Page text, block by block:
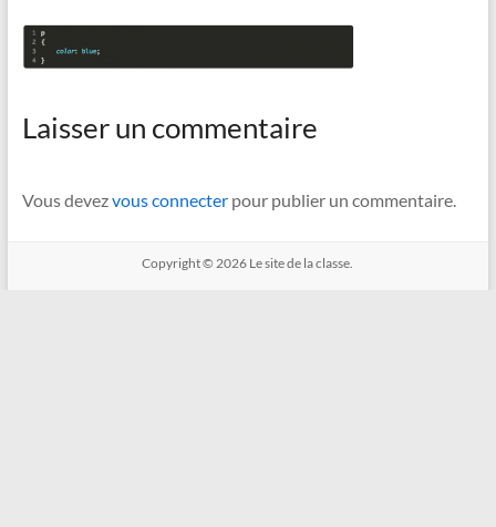
Laisser un commentaire
Vous devezvous connecterpour publier un commentaire.
Copyright © 2026 Le site de la classe.